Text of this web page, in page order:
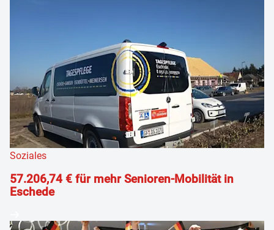
Soziales
57.206,74 € für mehr Senioren-Mobilität in
Eschede